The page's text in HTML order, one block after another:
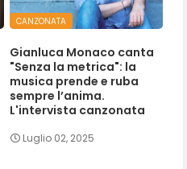
CANZONATA
Gianluca Monaco canta
"Senza la metrica": la
musica prende e ruba
sempre l’anima.
L'intervista canzonata
Luglio 02, 2025